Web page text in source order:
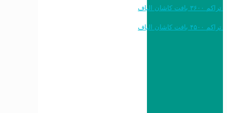
خرید به قیمت فرش ماشینی ۱۲۰۰ شانه تراکم ۳۶۰۰ بافت کاشان الیاف
خرید به قیمت فرش ماشینی ۱۵۰۰ شانه تراکم ۴۵۰۰ بافت کاشان الیاف